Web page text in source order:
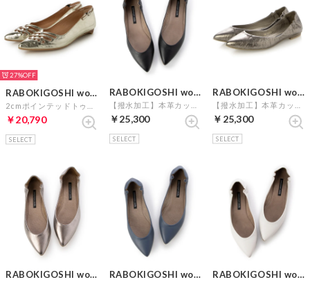
27%
RABOKIGOSHI works
￥20,790
SELECT
RABOKIGOSHI works
￥25,300
SELECT
RABOKIGOSHI works
￥25,300
SELECT
RABOKIGOSHI works RABOKIGOSHI works RABOKIGOSHI works